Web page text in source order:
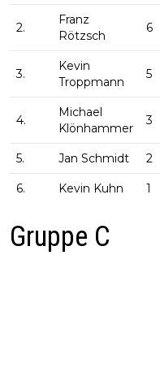
2.
Franz
Rötzsch
6
3.
Kevin
Troppmann
5
4.
Michael
Klönhammer
3
5. Jan Schmidt 2
6. Kevin Kuhn 1
Gruppe C